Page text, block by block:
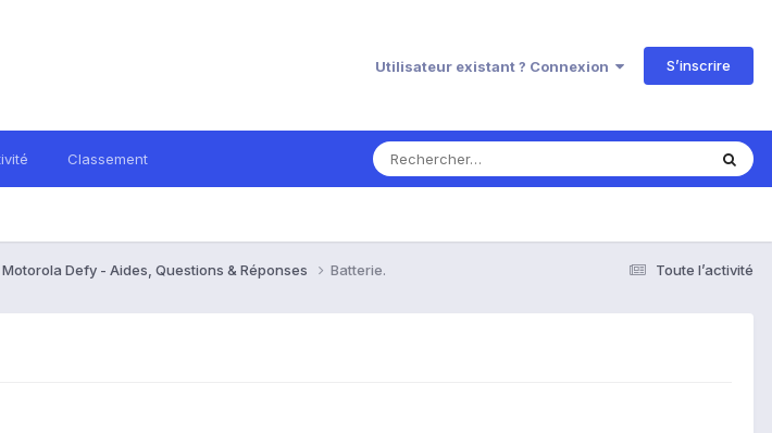
Utilisateur existant ? Connexion S’inscrire
Classement
Toute l’activité
Motorola Defy - Aides, Questions & Réponses Batterie.